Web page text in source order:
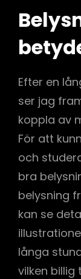
Efter en
ser jag
koppla av
För att
och
bra
belysning
kan se
långa
vilken billig